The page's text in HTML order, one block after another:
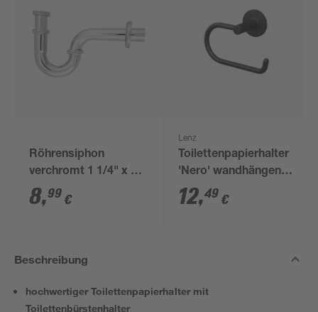
Röhrensiphon
verchromt 1 1/4" x 32
mm
8,99 €
Lenz
Toilettenpapierhalter
'Nero' wandhängend
schwarz
12,49 €
Beschreibung
hochwertiger Toilettenpapierhalter mit
Toilettenbürstenhalter